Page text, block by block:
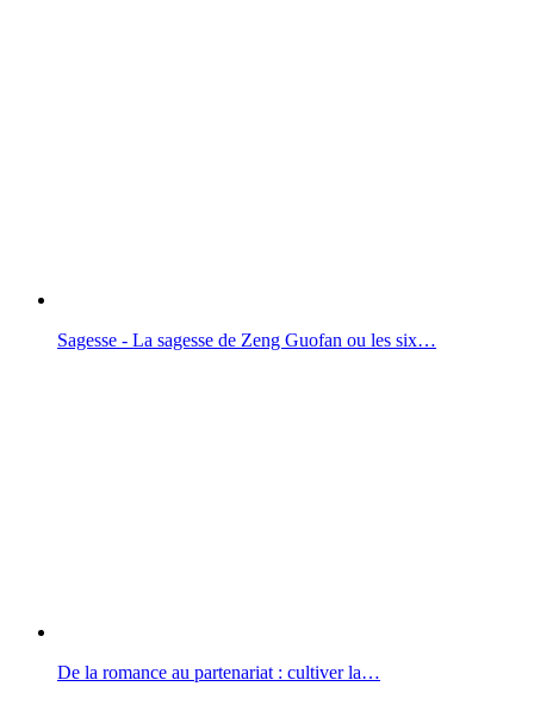
Sagesse - La sagesse de Zeng Guofan ou les six…
De la romance au partenariat : cultiver la…